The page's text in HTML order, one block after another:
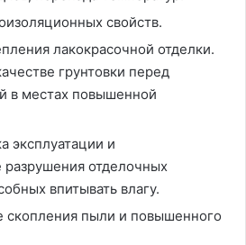
свойств.
лакокрасочной отделки.
грунтовки перед
в местах повышенной
эксплуатации и
отделочных
впитывать влагу.
скопления пыли и повышенного